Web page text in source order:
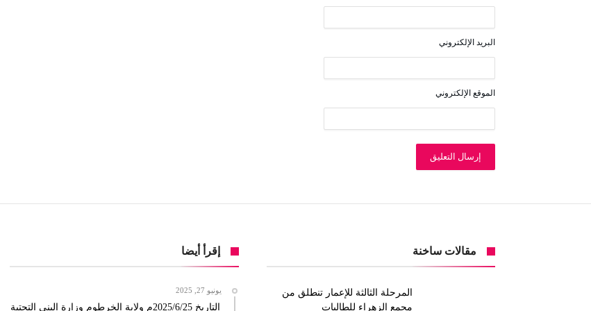
البريد الإلكتروني
الموقع الإلكتروني
مقالات ساخنة
المرحلة الثالثة للإعمار تنطلق من
مجمع الزهراء للطالبات
إقرأ أيضا
يونيو 27, 2025
التاريخ 2025/6/25م ولاية الخرطوم وزارة البنى التحتية